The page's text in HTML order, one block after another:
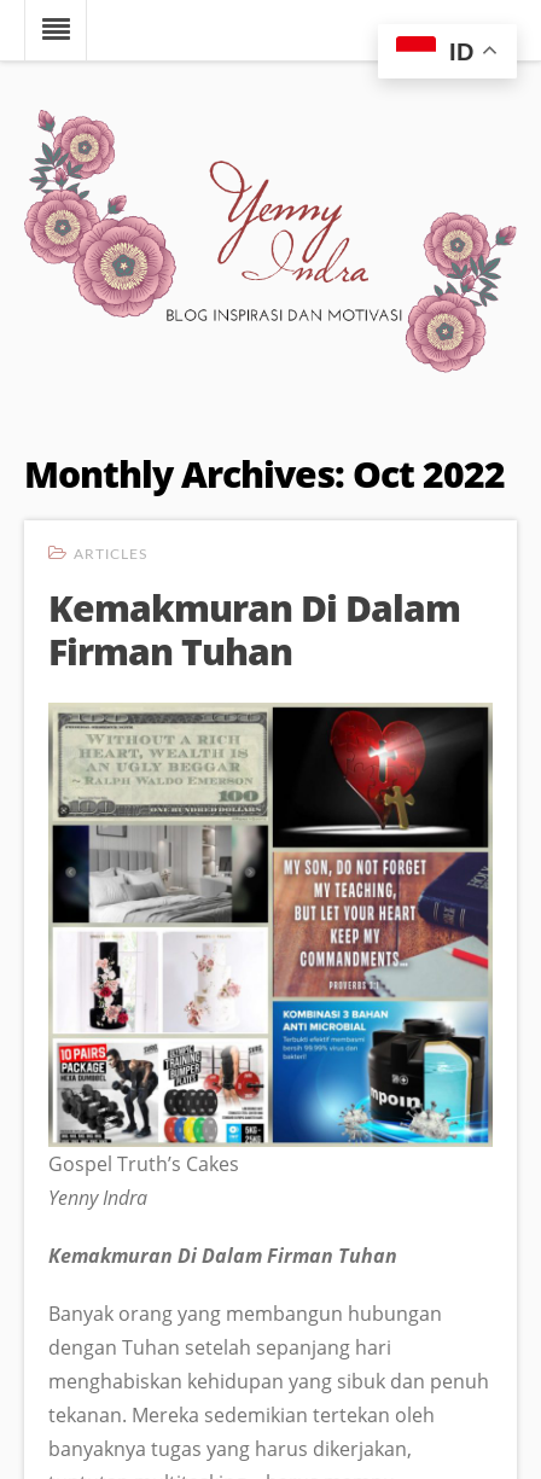
Monthly Archives: Oct 2022
ARTICLES
Kemakmuran Di Dalam
Firman Tuhan
Gospel Truth’s Cakes
Yenny Indra
Kemakmuran Di Dalam Firman Tuhan
Banyak orang yang membangun hubungan
dengan Tuhan setelah sepanjang hari
menghabiskan kehidupan yang sibuk dan penuh
tekanan. Mereka sedemikian tertekan oleh
banyaknya tugas yang harus dikerjakan,
ID